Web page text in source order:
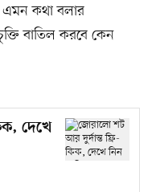
এমন কথা বলার
বাতিল করবে কেন
দেখে